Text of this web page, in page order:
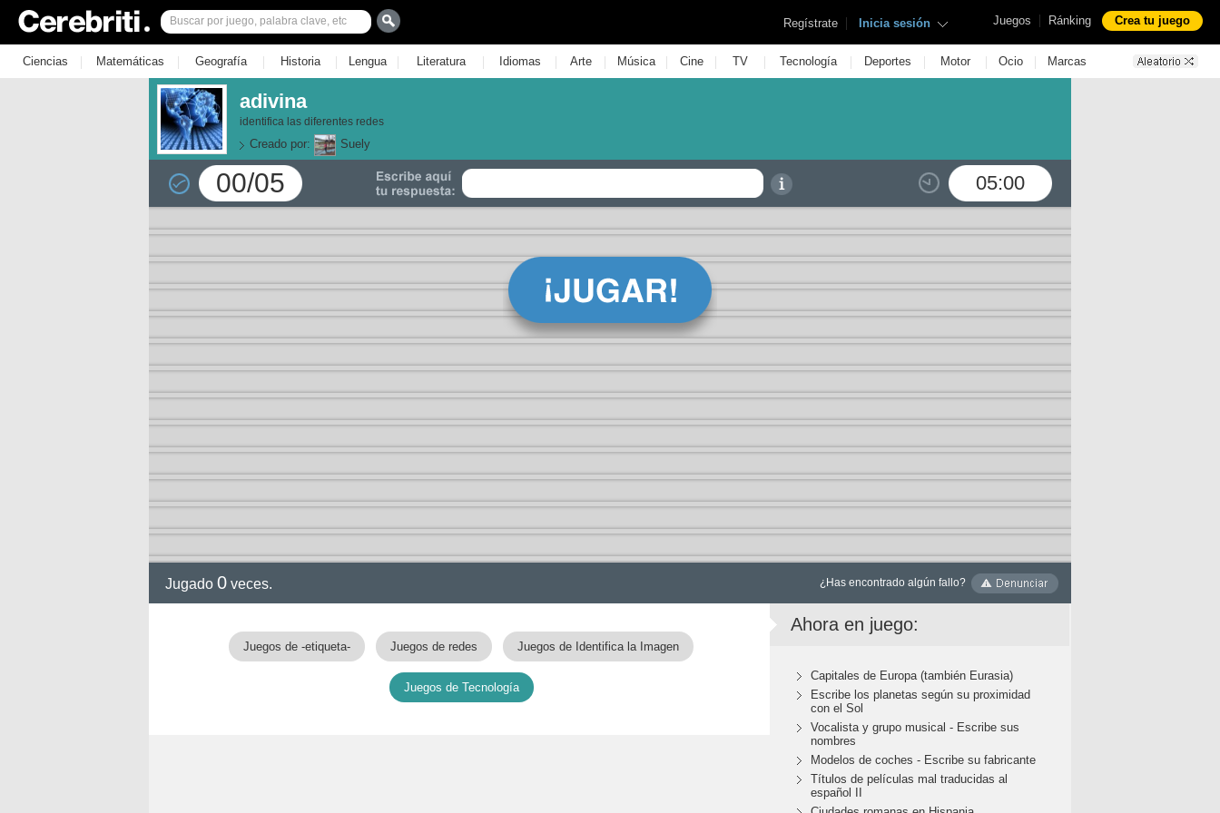
Juegos | Ránking Crea tu juego
Regístrate | Inicia sesión
Ciencias | Matemáticas | Geografía | Historia | Lengua | Literatura | Idiomas | Arte | Música | Cine | TV | Tecnología | Deportes | Motor | Ocio | Marcas
adivina
identifica las diferentes redes
Creado por: Suely
00/05 05:00
Jugado 0 veces. ¿Has encontrado algún fallo?
Juegos de -etiqueta- Juegos de redes Juegos de Identifica la Imagen
Juegos de Tecnología
Ahora en juego:
Capitales de Europa (también Eurasia)
Escribe los planetas según su proximidad
con el Sol
Vocalista y grupo musical - Escribe sus
nombres
Modelos de coches - Escribe su fabricante
Títulos de películas mal traducidas al
español II